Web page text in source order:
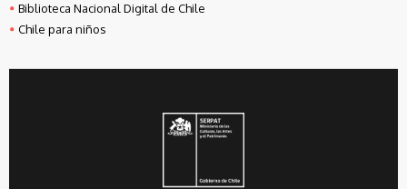
Biblioteca Nacional Digital de Chile
Chile para niños